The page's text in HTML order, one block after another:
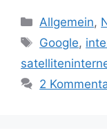
Kategorien
Allgemein,
Google,
2